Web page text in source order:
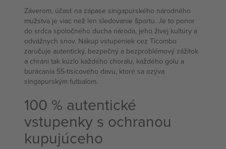
Záverom, účasť na zápase singapurského národného
mužstva je viac než len sledovanie športu. Je to ponor
do srdca spoločného ducha národa, jeho živej kultúry a
odvážnych snov. Nákup vstupeniek cez Ticombo
zaručuje autentický, bezpečný a bezproblémový zážitok
a chráni tak kúzlo každého chorálu, každého gólu a
burácania 55-tisícového davu, ktoré sa ozýva
singapurským futbalom.
100 % autentické
vstupenky s ochranou
kupujúceho